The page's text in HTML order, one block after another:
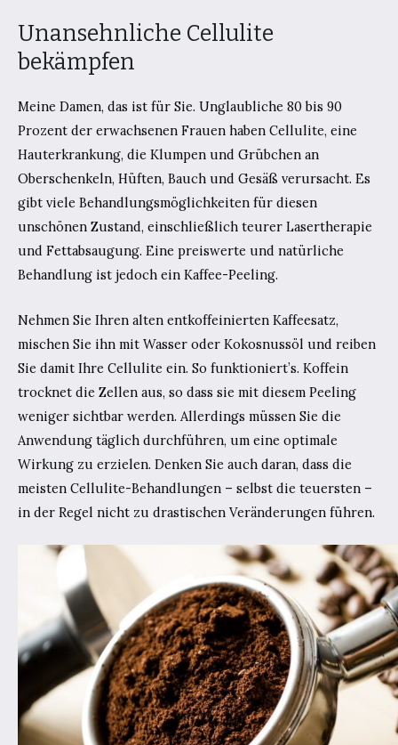
Unansehnliche Cellulite
bekämpfen
Meine Damen, das ist für Sie. Unglaubliche 80 bis 90
Prozent der erwachsenen Frauen haben Cellulite, eine
Hauterkrankung, die Klumpen und Grübchen an
Oberschenkeln, Hüften, Bauch und Gesäß verursacht. Es
gibt viele Behandlungsmöglichkeiten für diesen
unschönen Zustand, einschließlich teurer Lasertherapie
und Fettabsaugung. Eine preiswerte und natürliche
Behandlung ist jedoch ein Kaffee-Peeling.
Nehmen Sie Ihren alten entkoffeinierten Kaffeesatz,
mischen Sie ihn mit Wasser oder Kokosnussöl und reiben
Sie damit Ihre Cellulite ein. So funktioniert’s. Koffein
trocknet die Zellen aus, so dass sie mit diesem Peeling
weniger sichtbar werden. Allerdings müssen Sie die
Anwendung täglich durchführen, um eine optimale
Wirkung zu erzielen. Denken Sie auch daran, dass die
meisten Cellulite-Behandlungen – selbst die teuersten –
in der Regel nicht zu drastischen Veränderungen führen.